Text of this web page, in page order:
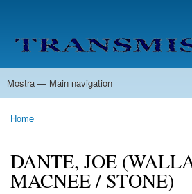
account
menu
Main
Mostra — Main navigation
Home
Lista Autori
Contatti
Spedizione & Consegna
Legenda
Condizioni per l'uso
Briciole
pane
Home
DANTE, JOE
MACNEE / STONE)